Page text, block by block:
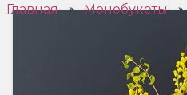
Главная » Монобукеты »